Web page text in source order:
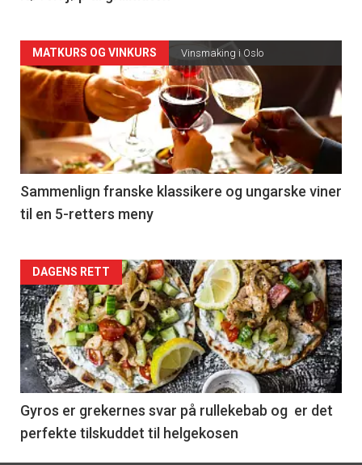
Forsiden
akkurat
nå
-
5
MATKURS OG VINKURS Vinsmaking i Oslo
Sammenlign franske klassikere og ungarske viner
til en 5-retters meny
Forsiden
akkurat
nå
-
6
DAGENS RETT
Gyros er grekernes svar på rullekebab og er det
perfekte tilskuddet til helgekosen